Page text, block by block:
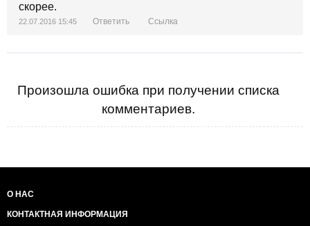
скорее.
22.07.2016 15:45 Ответить Ссылка
Произошла ошибка при получении списка
комментариев.
О НАС
КОНТАКТНАЯ ИНФОРМАЦИЯ